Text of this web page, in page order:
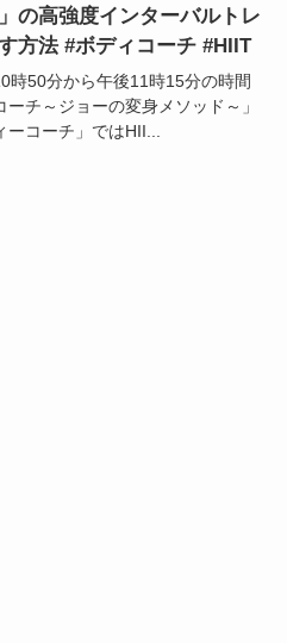
の高強度インターバルトレ
方法 #ボディコーチ #HIIT
時50分から午後11時15分の時間
チ～ジョーの変身メソッド～」
ーコーチ」ではHII...